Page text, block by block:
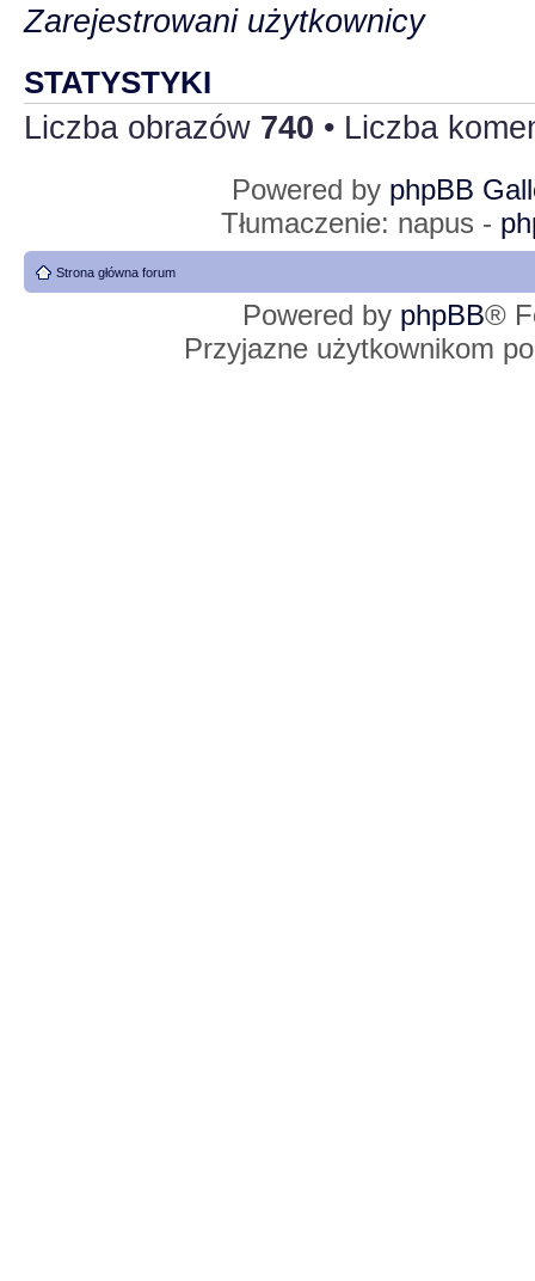
Zarejestrowani użytkownicy
STATYSTYKI
Liczba obrazów 740 • Liczba
Powered by phpBB
Tłumaczenie: napus -
Strona główna forum
Powered by phpBB®
Przyjazne użytkownikom